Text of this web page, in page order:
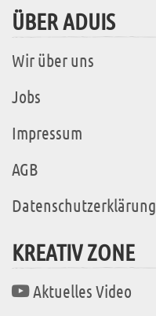
ÜBER ADUIS
Wir über uns
Jobs
Impressum
AGB
Datenschutzerklärung
KREATIV ZONE
Aktuelles Video